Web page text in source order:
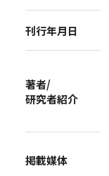
刊行年月日
著者/
研究者紹介
掲載媒体